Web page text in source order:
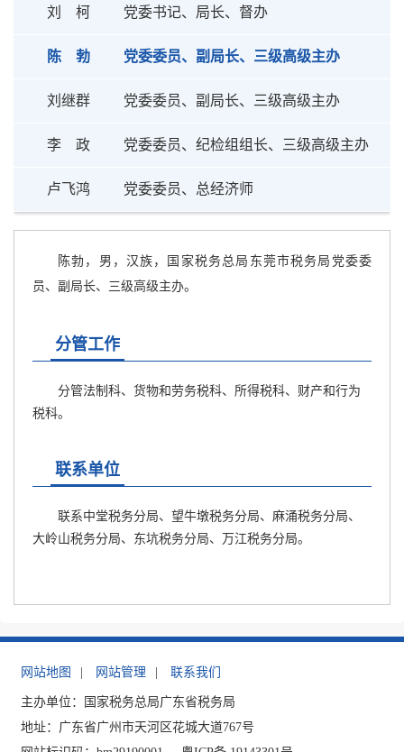
刘 柯 党委书记、局长、督办
陈 勃 党委委员、副局长、三级高级主办
刘继群 党委委员、副局长、三级高级主办
李 政 党委委员、纪检组组长、三级高级主办
卢飞鸿 党委委员、总经济师
陈勃，男，汉族，国家税务总局东莞市税务局党委委
员、副局长、三级高级主办。
分管工作
分管法制科、货物和劳务税科、所得税科、财产和行为
税科。
联系单位
联系中堂税务分局、望牛墩税务分局、麻涌税务分局、
大岭山税务分局、东坑税务分局、万江税务分局。
网站地图 网站管理 联系我们
主办单位：国家税务总局广东省税务局
地址：广东省广州市天河区花城大道767号